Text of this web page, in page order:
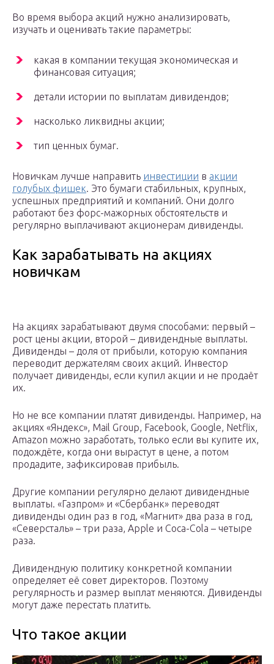
Во время выбора акций нужно анализировать,
изучать и оценивать такие параметры:
какая в компании текущая экономическая и
финансовая ситуация;
детали истории по выплатам дивидендов;
насколько ликвидны акции;
тип ценных бумаг.
Новичкам лучше направить инвестиции в акции
голубых фишек. Это бумаги стабильных, крупных,
успешных предприятий и компаний. Они долго
работают без форс-мажорных обстоятельств и
регулярно выплачивают акционерам дивиденды.
Как зарабатывать на акциях
новичкам
На акциях зарабатывают двумя способами: первый –
рост цены акции, второй – дивидендные выплаты.
Дивиденды – доля от прибыли, которую компания
переводит держателям своих акций. Инвестор
получает дивиденды, если купил акции и не продаёт
их.
Но не все компании платят дивиденды. Например, на
акциях «Яндекс», Mail Group, Facebook, Google, Netflix,
Amazon можно заработать, только если вы купите их,
подождёте, когда они вырастут в цене, а потом
продадите, зафиксировав прибыль.
Другие компании регулярно делают дивидендные
выплаты. «Газпром» и «Сбербанк» переводят
дивиденды один раз в год, «Магнит» два раза в год,
«Северсталь» – три раза, Apple и Coca-Cola – четыре
раза.
Дивидендную политику конкретной компании
определяет её совет директоров. Поэтому
регулярность и размер выплат меняются. Дивиденды
могут даже перестать платить.
Что такое акции